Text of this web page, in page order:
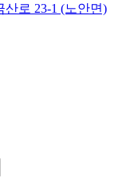
로 23-1 (노안면)